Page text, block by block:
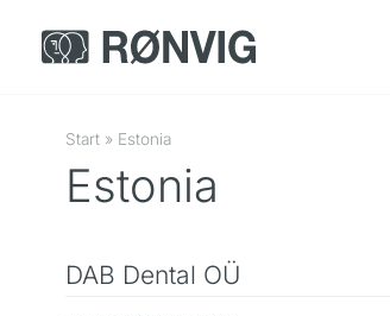
Start » Estonia
Estonia
DAB Dental OÜ